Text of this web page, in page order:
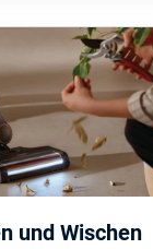
und Wischen